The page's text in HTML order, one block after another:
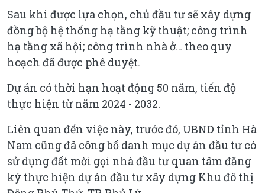
Sau khi được lựa chọn, chủ đầu tư sẽ xây dựng
đồng bộ hệ thống hạ tầng kỹ thuật; công trình
hạ tầng xã hội; công trình nhà ở… theo quy
hoạch đã được phê duyệt.
Dự án có thời hạn hoạt động 50 năm, tiến độ
thực hiện từ năm 2024 - 2032.
Liên quan đến việc này, trước đó, UBND tỉnh Hà
Nam cũng đã công bố danh mục dự án đầu tư có
sử dụng đất mời gọi nhà đầu tư quan tâm đăng
ký thực hiện dự án đầu tư xây dựng Khu đô thị